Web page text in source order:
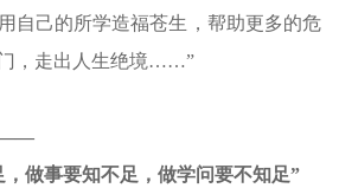
自己的所学造福苍生，帮助更多的危
，走出人生绝境……”
——
事要知不足，做学问要不知足”